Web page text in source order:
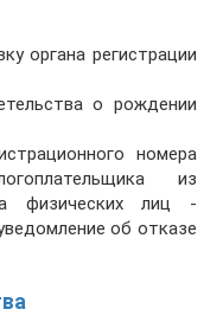
органа регистрации
о рождении
номера
из
физических лиц -
об отказе